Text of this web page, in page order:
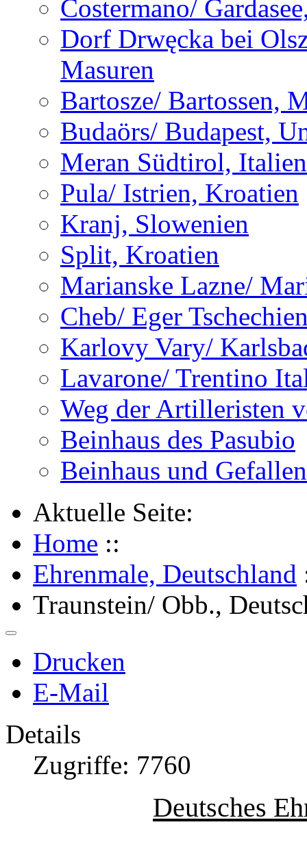
Costermano/
Dorf Drwęcka bei
Masuren
Bartosze/ Bartossen,
Budaörs/ Budapest,
Meran Südtirol, Italien
Pula/ Istrien, Kroatien
Kranj, Slowenien
Split, Kroatien
Marianske Lazne/
Cheb/ Eger
Karlovy Vary/
Lavarone/ Trentino
Weg der Artilleristen
Beinhaus des Pasubio
Beinhaus und
Aktuelle Seite:
Home ::
Ehrenmale, Deutschland
Traunstein/ Obb.,
Drucken
E-Mail
Details
Zugriffe: 7760
Deutsches